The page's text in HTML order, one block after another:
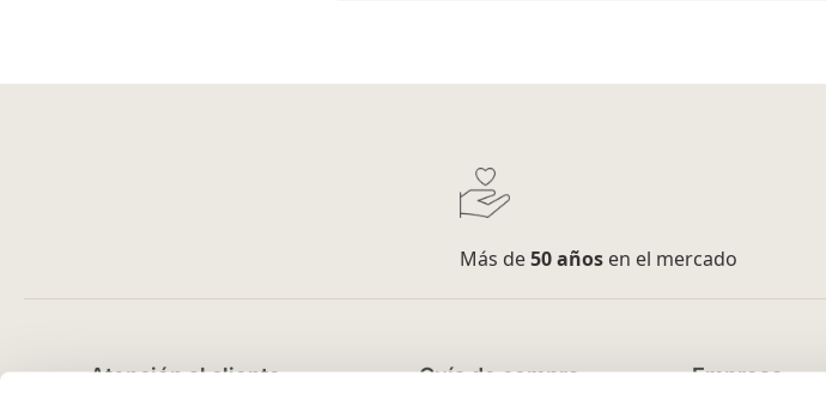
Más de50 añosen el mercado
Atención al cliente Guía de compra Empresa